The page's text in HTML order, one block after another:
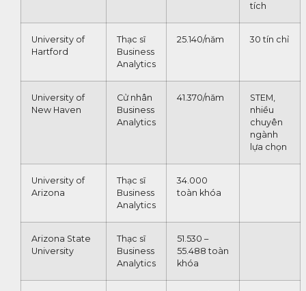
tích
University of
Hartford
Thạc sĩ
Business
Analytics
25.140/năm 30 tín chỉ
University of
New Haven
Cử nhân
Business
Analytics
41.370/năm
STEM,
nhiều
chuyên
ngành
lựa chọn
University of
Arizona
Thạc sĩ
Business
Analytics
34.000
toàn khóa
Arizona State
University
Thạc sĩ
Business
Analytics
51.530 –
55.488 toàn
khóa